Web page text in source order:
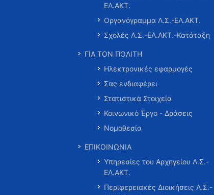
ΕΛ.ΑΚΤ.
Οργανόγραμμα Λ.Σ.-ΕΛ.ΑΚΤ.
Σχολές Λ.Σ.-ΕΛ.ΑΚΤ.-Κατάταξη
ΓΙΑ ΤΟΝ ΠΟΛΙΤΗ
Ηλεκτρονικές εφαρμογές
Σας ενδιαφέρει
Στατιστικά Στοιχεία
Κοινωνικό Έργο - Δράσεις
Νομοθεσία
ΕΠΙΚΟΙΝΩΝΙΑ
Υπηρεσίες του Αρχηγείου Λ.Σ.-
ΕΛ.ΑΚΤ.
Περιφερειακές Διοικήσεις Λ.Σ.-